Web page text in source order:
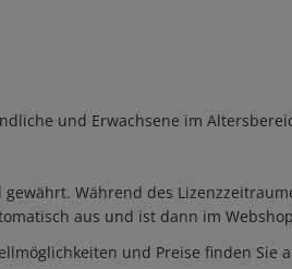
und Erwachsene im
Während des
aus und ist dann im
und Preise finden Sie